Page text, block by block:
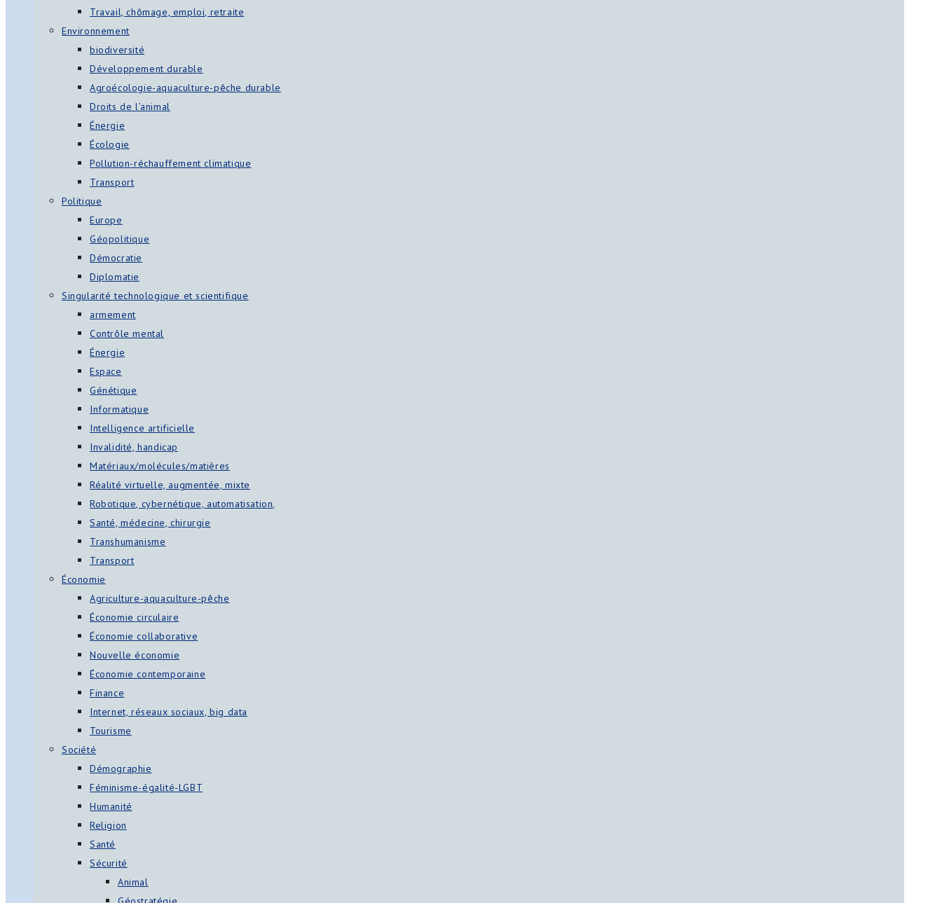
Travail, chômage, emploi, retraite
Environnement
biodiversité
Développement durable
Agroécologie-aquaculture-pêche durable
Droits de l’animal
Énergie
Écologie
Pollution-réchauffement climatique
Transport
Politique
Europe
Géopolitique
Démocratie
Diplomatie
Singularité technologique et scientifique
armement
Contrôle mental
Énergie
Espace
Génétique
Informatique
Intelligence artificielle
Invalidité, handicap
Matériaux/molécules/matières
Réalité virtuelle, augmentée, mixte
Robotique, cybernétique, automatisation,
Santé, médecine, chirurgie
Transhumanisme
Transport
Économie
Agriculture-aquaculture-pêche
Économie circulaire
Économie collaborative
Nouvelle économie
Économie contemporaine
Finance
Internet, réseaux sociaux, big data
Tourisme
Société
Démographie
Féminisme-égalité-LGBT
Humanité
Religion
Santé
Sécurité
Animal